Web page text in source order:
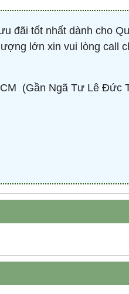
đãi tốt nhất dành cho
lớn xin vui lòng call
(Gần Ngã Tư Lê Đức